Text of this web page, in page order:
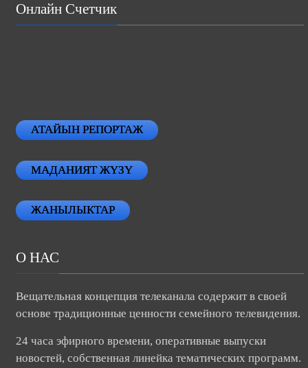
Онлайн Счетчик
АТАЙЫН РЕПОРТАЖ
МАДАНИЯТ ЖҮЗҮ
ЖАНЫЛЫКТАР
О НАС
Вещательная концепция телеканала содержит в своей
основе традиционные ценности семейного телевидения.
24 часа эфирного времени, оперативные выпуски
новостей, собственная линейка тематических программ.